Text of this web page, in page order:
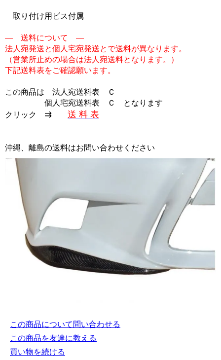
取り付け用ビス付属
― 送料について ―
法人宛発送と個人宅宛発送とで送料が異なります。
（営業所止めの場合は法人宛送料となります。）
下記送料表をご確認願います。
この商品は 法人宛送料表 Ｃ
個人宅宛送料表 Ｃ
となります
クリック ⇉ 送 料 表
沖縄、離島の送料はお問い合わせください
この商品について問い合わせる
この商品を友達に教える
買い物を続ける